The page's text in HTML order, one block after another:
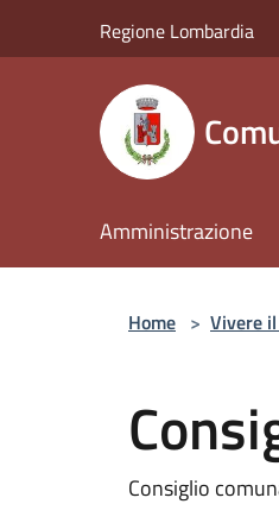
Regione Lombardia
Amministrazione
Home > Vivere
Consiglio